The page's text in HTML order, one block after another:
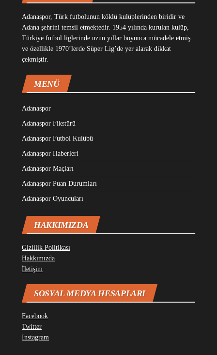
Adanaspor, Türk futbolunun köklü kulüplerinden biridir ve
Adana şehrini temsil etmektedir. 1954 yılında kurulan kulüp,
Türkiye futbol liglerinde uzun yıllar boyunca mücadele etmiş
ve özellikle 1970’lerde Süper Lig’de yer alarak dikkat
çekmiştir.
MENÜ
Adanaspor
Adanaspor Fikstürü
Adanaspor Futbol Kulübü
Adanaspor Haberleri
Adanaspor Maçları
Adanaspor Puan Durumları
Adanaspor Oyuncuları
HAKKIMIZDA
Gizlilik Politikası
Hakkımızda
İletişim
SOSYAL MEDYA HESAPLARI
Facebook
Twitter
Instagram